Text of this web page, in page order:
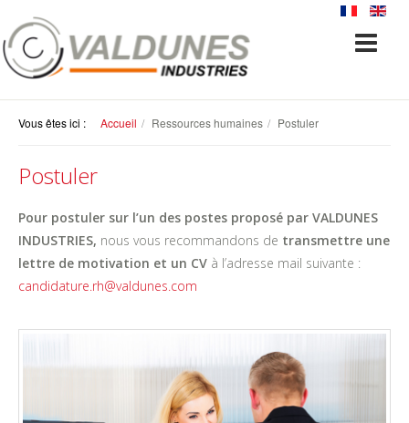
Vous êtes ici : Accueil Ressources humaines Postuler
Postuler
Pour postuler sur l’un des postes proposé par VALDUNES
INDUSTRIES, nous vous recommandons de transmettre une
lettre de motivation et un CV à l’adresse mail suivante :
candidature.rh@valdunes.com
RESSOURCES HUMAINES